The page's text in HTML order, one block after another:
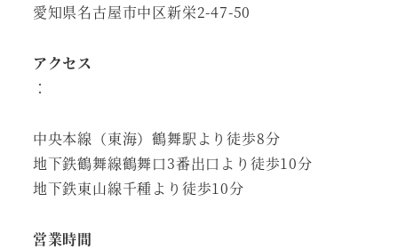
愛知県名古屋市中区新栄2-47-50
アクセス
：
中央本線（東海）鶴舞駅より徒歩8分
地下鉄鶴舞線鶴舞口3番出口より徒歩10分
地下鉄東山線千種より徒歩10分
営業時間